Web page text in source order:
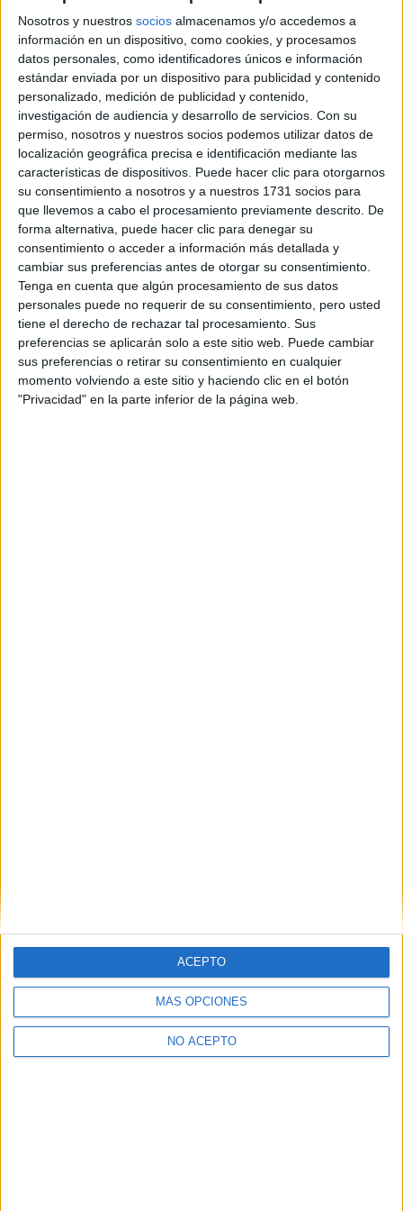
Nosotros y nuestros socios almacenamos y/o accedemos a
información en un dispositivo, como cookies, y procesamos
datos personales, como identificadores únicos e información
estándar enviada por un dispositivo para publicidad y contenido
personalizado, medición de publicidad y contenido,
investigación de audiencia y desarrollo de servicios. Con su
permiso, nosotros y nuestros socios podemos utilizar datos de
localización geográfica precisa e identificación mediante las
características de dispositivos. Puede hacer clic para otorgarnos
su consentimiento a nosotros y a nuestros 1731 socios para
que llevemos a cabo el procesamiento previamente descrito. De
forma alternativa, puede hacer clic para denegar su
consentimiento o acceder a información más detallada y
cambiar sus preferencias antes de otorgar su consentimiento.
Tenga en cuenta que algún procesamiento de sus datos
personales puede no requerir de su consentimiento, pero usted
tiene el derecho de rechazar tal procesamiento. Sus
preferencias se aplicarán solo a este sitio web. Puede cambiar
sus preferencias o retirar su consentimiento en cualquier
momento volviendo a este sitio y haciendo clic en el botón
"Privacidad" en la parte inferior de la página web.
MÁS OPCIONES
NO ACEPTO
ACEPTO
41640 Osuna, Sevilla
+
-
Leaflet| OSM Mapnik
Explora más
¿No es exactamente lo que buscas? Estas son las
alternativas más relevantes.
Inicie sesiónoregístresepara comentar